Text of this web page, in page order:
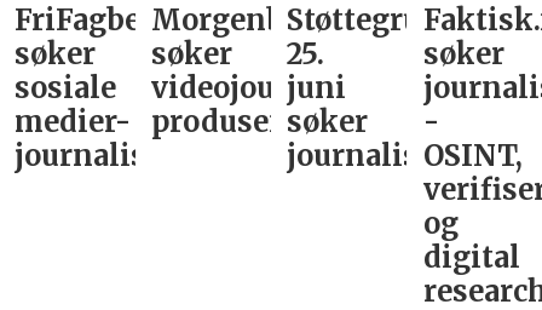
FriFagbevegelse
søker
sosiale
medier-
journalist
Morgenbladet
søker
videojournalist/podkast-
produsent
Støttegruppa
25.
juni
søker
journalist
søker
-
OSINT,
og
digital